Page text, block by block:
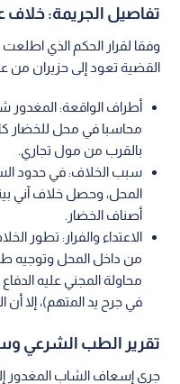
تفاصيل الجريمة: خلاف
وفقا لقرار الحكم الذي اطلعت
القضية تعود إلى حزيران من عام 2025، وتتلخص في النقاط
محاسبا في محل للخضار
بالقرب من مول تجاري.
سبب الخلاف: في حدود
المحل، وحصل خلاف آني
أصناف الخضار.
الاعتداء والفرار: تطور
من داخل المحل وتوجيه
محاولة المجني عليه
في جرح يد المتهم)، إلا أن
تقرير الطب الشرعي
جرى إسعاف الشاب المغدور